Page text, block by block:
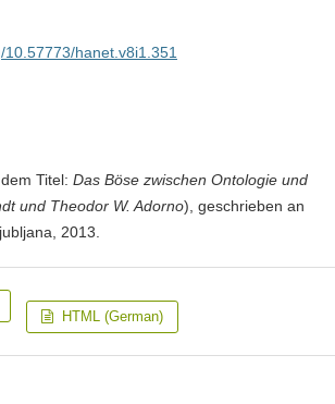
10.57773/hanet.v8i1.351
Titel: Das Böse zwischen Ontologie und
und Theodor W. Adorno), geschrieben an
2013.
HTML (German)